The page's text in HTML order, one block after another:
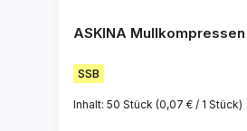
ASKINA Mullkompressen
SSB
Inhalt: 50 Stück (0,07 € / 1 Stück)